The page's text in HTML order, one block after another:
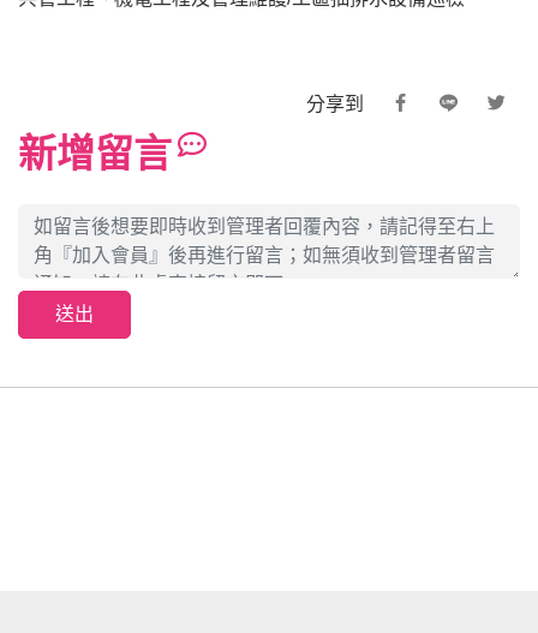
分享到
新增留言
送出